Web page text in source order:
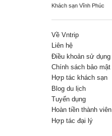
Khách sạn Vĩnh Phúc
Về Vntrip
Liên hệ
Điều khoản sử dụng
Chính sách bảo mật
Hợp tác khách sạn
Blog du lịch
Tuyển dụng
Hoàn tiền thành viên
Hợp tác đại lý